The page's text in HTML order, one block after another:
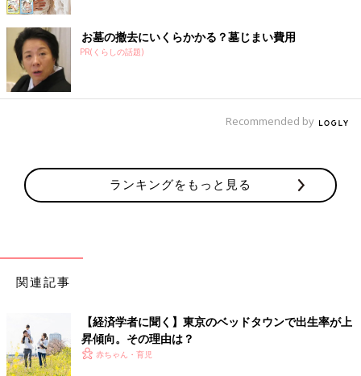
は無理だったなと再確認します。東京で子育てをしていたとき
は、息子に対して罪悪感があって。のびのびとした環境のほう
が、この子には合っていると感じます。
夫婦のお店をオープン。コロナ禍での変化も
――移住して数年後に、夫婦のお店をオープンされています。
お墓の撤去にいくらかかる？墓じまい費用
PR(くらしの話題)
Recommended by
ランキングをもっと見る
関連記事
【経済学者に聞く】東京のベッドタウンで出生率が上
昇傾向。その理由は？
赤ちゃん・育児